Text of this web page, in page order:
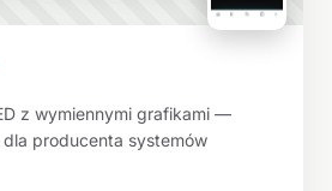
z wymiennymi grafikami —
producenta systemów